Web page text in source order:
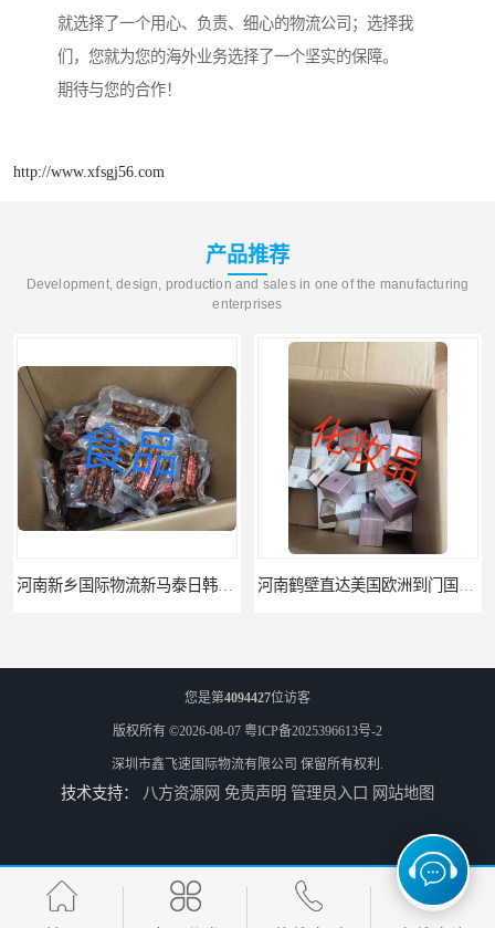
就选择了一个用心、负责、细心的物流公司；选择我
们，您就为您的海外业务选择了一个坚实的保障。
期待与您的合作！
http://www.xfsgj56.com
产品推荐
Development, design, production and sales in one of the manufacturing
enterprises
河南新乡国际物流新马泰日韩菲律宾老挝缅甸印尼柬埔寨双清包税 河南鹤壁直达美国欧洲到门国际快递药品口罩洗手液消毒水防护衣
河南鹤壁美森快船美国FBA专线海运国际物流双清包税 河南安阳欧美日加FBA空海运入仓DHL快递代理当日提取
您是第4094427位访客
版权所有 ©2026-08-07 粤ICP备2025396613号-2
深圳市鑫飞速国际物流有限公司 保留所有权利.
技术支持： 八方资源网 免责声明 管理员入口 网站地图